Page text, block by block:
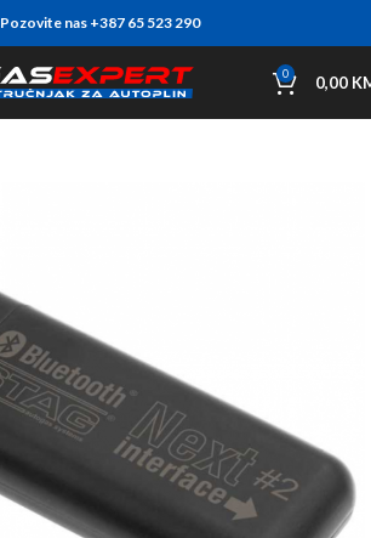
Pozovite nas +387 65 523 290
0 0,00